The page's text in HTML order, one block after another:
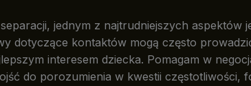
jednym z najtrudniejszych aspektów
dotyczące kontaktów mogą często
interesem dziecka. Pomagam w
do porozumienia w kwestii częstotliwości,